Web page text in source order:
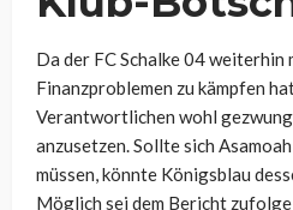
Da der FC Schalke 04 weiterhin
Finanzproblemen zu kämpfen
Verantwortlichen wohl
anzusetzen. Sollte sich
müssen, könnte Königsblau
Möglich sei dem Bericht